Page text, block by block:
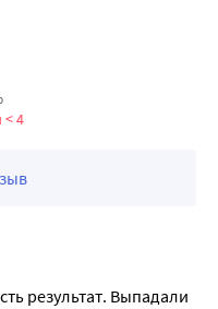
< 4
результат. Выпадали